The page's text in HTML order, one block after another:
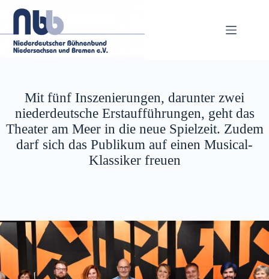
Inhalt
Mit fünf Inszenierungen, darunter zwei
niederdeutsche Erstaufführungen, geht das
Theater am Meer in die neue Spielzeit. Zudem
darf sich das Publikum auf einen Musical-
Klassiker freuen